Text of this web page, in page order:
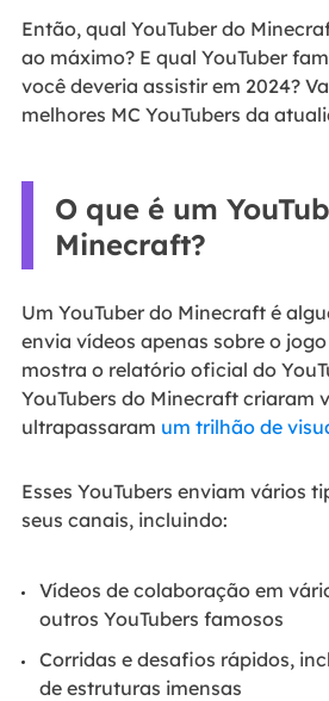
Então, qual YouTuber do
ao máximo? E qual YouTuber
você deveria assistir em 2024?
melhores MC YouTubers da
O que é um
Minecraft?
Um YouTuber do Minecraft é
envia vídeos apenas sobre o
mostra o relatório oficial do
YouTubers do Minecraft criaram
ultrapassaram um trilhão de
Esses YouTubers enviam vários
seus canais, incluindo:
Vídeos de colaboração em
outros YouTubers famosos
Corridas e desafios rápidos,
de estruturas imensas